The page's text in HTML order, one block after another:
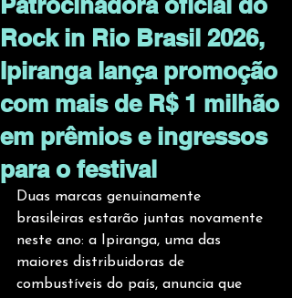
Rock in Rio Brasil 2026,
Ipiranga lança promoção
com mais de R$ 1 milhão
em prêmios e ingressos
para o festival
Duas marcas genuinamente
brasileiras estarão juntas novamente
neste ano: a Ipiranga, uma das
maiores distribuidoras de
combustíveis do país, anuncia que